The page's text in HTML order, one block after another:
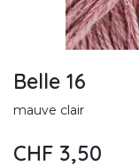
Belle 16
mauve clair
CHF 3,50